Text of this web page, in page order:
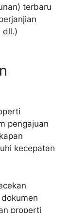
terbaru
dll.)
pengajuan
kecepatan
properti